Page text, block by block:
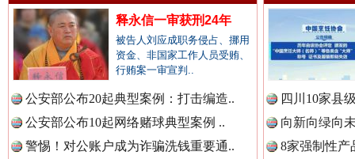
中国公众新闻网.
中国公民新闻网.
春天里的科技盛宴
释永信一审获刑24年
被告人刘应成职务侵占、挪用
资金、非国家工作人员受贿、
行贿案一审宣判..
公安部公布20起典型案例：打击编造..
公安部公布10起网络赌球典型案例 ..
警惕！对公账户成为诈骗洗钱重要通..
四川10家县
向新向绿向
8家强制性产